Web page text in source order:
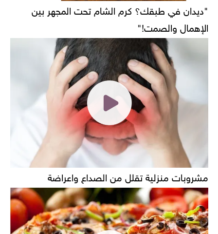
"ديدان في طبقك؟ كرم الشام تحت المجهر بين
الإهمال والصمت!"
مشروبات منزلية تقلل من الصداع واعراضة